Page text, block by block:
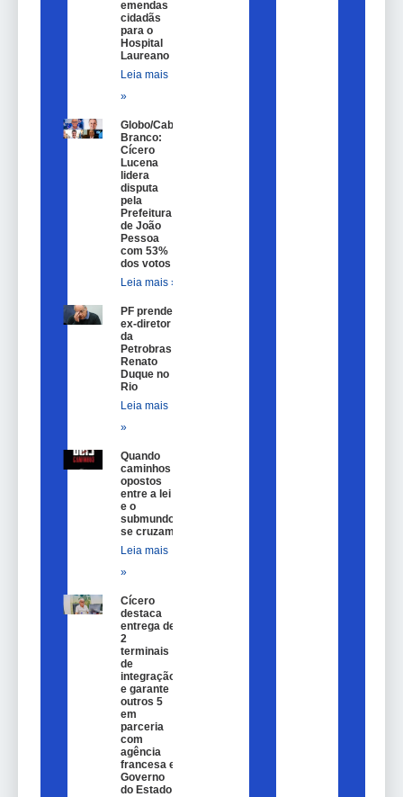
emendas
cidadãs
para o
Hospital
Laureano
Leia mais
»
Globo/Cabo
Branco:
Cícero
Lucena
lidera
disputa
pela
Prefeitura
de João
Pessoa
com 53%
dos votos
Leia mais »
PF prende
ex-diretor
da
Petrobras
Renato
Duque no
Rio
Leia mais
»
Quando
caminhos
opostos
entre a lei
e o
submundo
se cruzam
Leia mais
»
Cícero
destaca
entrega de
2
terminais
de
integração
e garante
outros 5
em
parceria
com
agência
francesa e
Governo
do Estado